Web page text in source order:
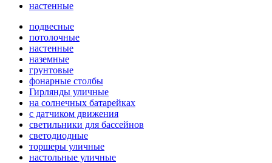
настенные
подвесные
потолочные
настенные
наземные
грунтовые
фонарные столбы
Гирлянды уличные
на солнечных батарейках
с датчиком движения
светильники для бассейнов
светодиодные
торшеры уличные
настольные уличные